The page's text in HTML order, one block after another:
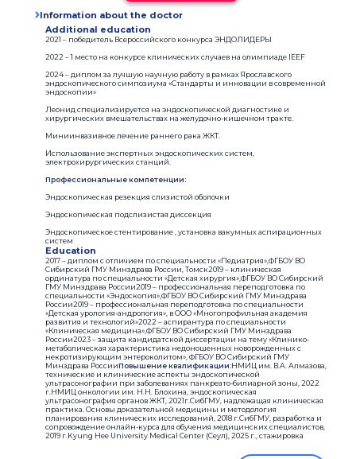
Information about the doctor
Additional education
2021 – победитель Всероссийского конкурса ЭНДОЛИДЕРЫ
2022 – 1 место на конкурсе клинических случаев на олимпиаде IEEF
2024 – диплом за лучшую научную работу в рамках Ярославского
эндоскопического симпозиума «Стандарты и инновации в современной
эндоскопии»
Леонид специализируется на эндоскопической диагностике и
хирургических вмешательствах на желудочно-кишечном тракте.
Миниинвазивное лечение раннего рака ЖКТ.
Использование экспертных эндоскопических систем,
электрохирургических станций.
Профессиональные компетенции:
Эндоскопическая резекция слизистой оболочки
Эндоскопическая подслизистая диссекция
Эндоскопическое стентирование , установка вакумных аспирационных
систем
Education
2017 – диплом с отличием по специальности «Педиатрия»,ФГБОУ ВО
Сибирский ГМУ Минздрава России, Томск2019 – клиническая
ординатура по специальности «Детская хирургия»,ФГБОУ ВО Сибирский
ГМУ Минздрава России2019 – профессиональная переподготовка по
специальности «Эндоскопия»,ФГБОУ ВО Сибирский ГМУ Минздрава
России2019 – профессиональная переподготовка по специальности
«Детская урология-андрология», в ООО «Многопрофильная академия
развития и технологий»2022 – аспирантура по специальности
«Клиническая медицина»,ФГБОУ ВО Сибирский ГМУ Минздрава
России2023 – защита кандидатской диссертации на тему «Клинико-
метаболическая характеристика недоношенных новорожденных с
некротизирующим энтероколитом», ФГБОУ ВО Сибирский ГМУ
Минздрава РоссииПовышение квалификации:НМИЦ им. В.А. Алмазова,
технические и клинические аспекты эндоскопической
ультрасонографии при заболеваниях панкреато-билиарной зоны, 2022
г.НМИЦ онкологии им. Н.Н. Блохина, эндоскопическая
ультрасонография органов ЖКТ, 2021г.СибГМУ, надлежащая клиническая
практика. Основы доказательной медицины и методология
планирования клинических исследований, 2018 г.СибГМУ, разработка и
сопровождение онлайн-курса для обучения медицинских специалистов,
2019 г.Kyung Hee University Medical Center (Сеул), 2025 г., стажировка